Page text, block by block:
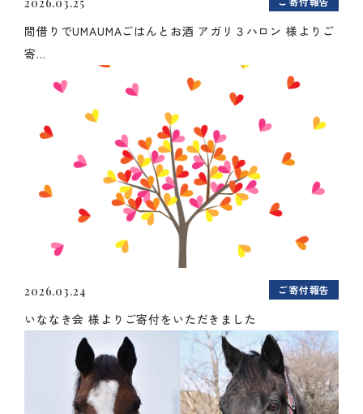
間借りでUMAUMAごはんとお酒 アガリ３ハロン 様よりご
寄...
2026.03.24 ご寄付報告
いななき会 様よりご寄付をいただきました